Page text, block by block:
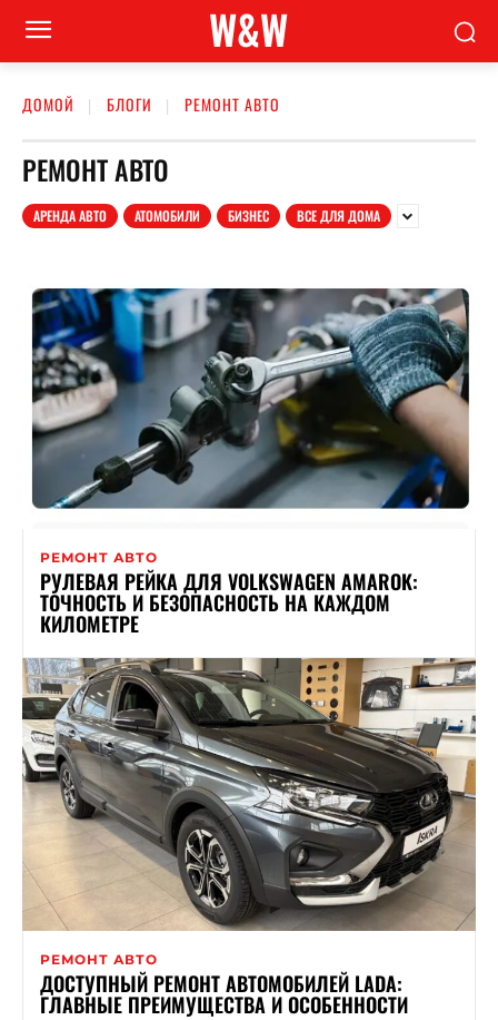
W&W
ДОМОЙ БЛОГИ РЕМОНТ АВТО
РЕМОНТ АВТО
АРЕНДА АВТО АТОМОБИЛИ БИЗНЕС ВСЕ ДЛЯ ДОМА
РЕМОНТ АВТО
РУЛЕВАЯ РЕЙКА ДЛЯ VOLKSWAGEN AMAROK:
ТОЧНОСТЬ И БЕЗОПАСНОСТЬ НА КАЖДОМ
КИЛОМЕТРЕ
РЕМОНТ АВТО
ДОСТУПНЫЙ РЕМОНТ АВТОМОБИЛЕЙ LADA:
ГЛАВНЫЕ ПРЕИМУЩЕСТВА И ОСОБЕННОСТИ